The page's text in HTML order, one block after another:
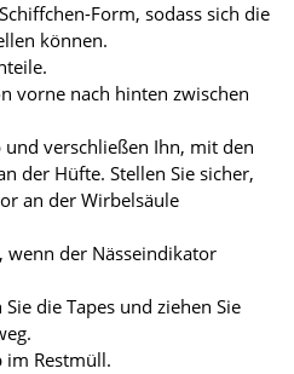
Form, sodass sich die
können.
vorne nach hinten zwischen
und verschließen Ihn, mit den
der Hüfte. Stellen Sie sicher,
an der Wirbelsäule
wenn der Nässeindikator
die Tapes und ziehen Sie
im Restmüll.